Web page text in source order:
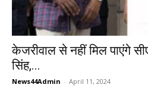
केजरीवाल से नहीं मिल पाएंगे
सिंह,...
News44Admin - April 11, 2024